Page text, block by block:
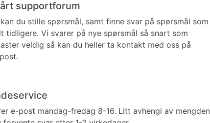
supportforum
du stille spørsmål, samt finne svar på spørsmål som
tidligere. Vi svarer på nye spørsmål så snart som
veldig så kan du heller ta kontakt med oss på
e-post mandag-fredag 8-16. Litt avhengi av mengden